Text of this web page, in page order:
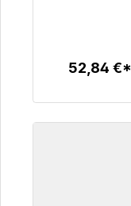
52,84 €*